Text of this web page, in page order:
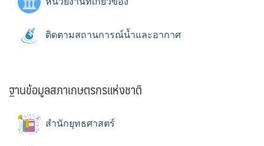
ติดตามสถานการณ์น้ำและอากาศ
ฐานข้อมูลสภาเกษตรกรแห่งชาติ
สำนักยุทธศาสตร์